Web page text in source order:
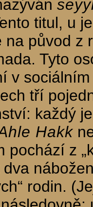
titul, u
na původ z
Tyto
v
tří
každý
Hakk
pochází z
rodin.